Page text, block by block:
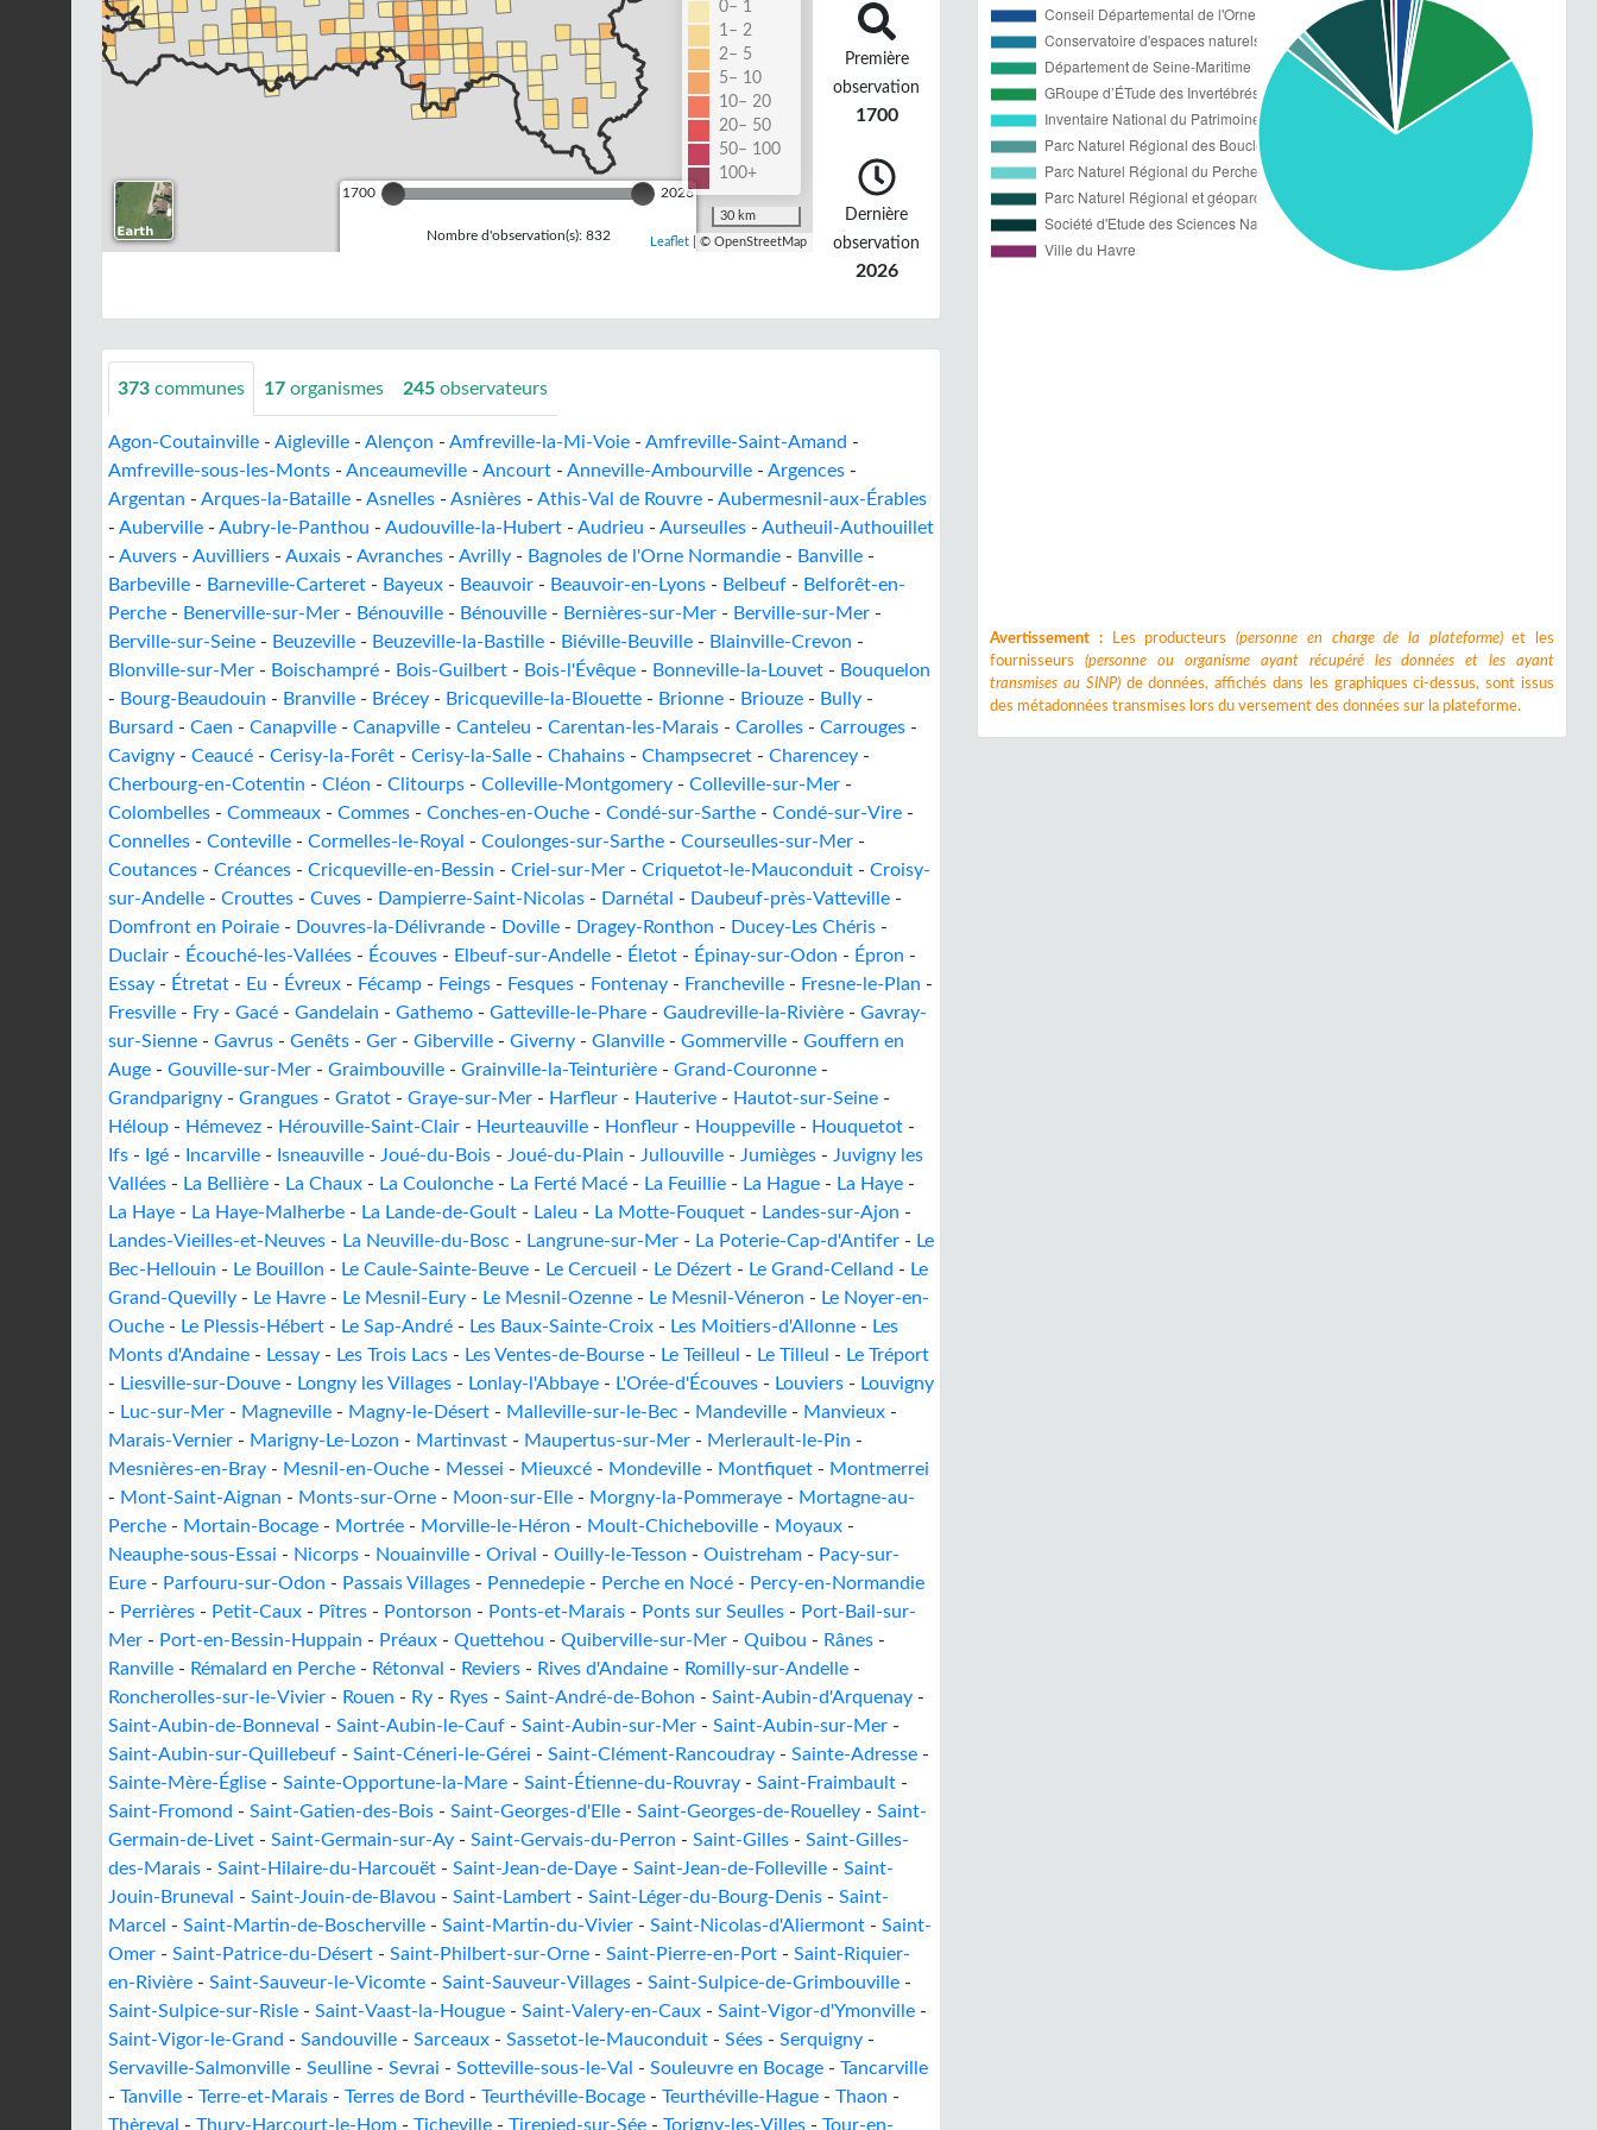
1700 2026
Nombre d'observation(s): 832
0– 1
1– 2
2– 5
5– 10
10– 20
20– 50
50– 100
100+
30 km
Leaflet| © OpenStreetMap
Première
observation
1700
Dernière
observation
2026
373 communes 17 organismes 245 observateurs
Agon-Coutainville - Aigleville - Alençon - Amfreville-la-Mi-Voie - Amfreville-Saint-Amand -
Amfreville-sous-les-Monts - Anceaumeville - Ancourt - Anneville-Ambourville - Argences -
Argentan - Arques-la-Bataille - Asnelles - Asnières - Athis-Val de Rouvre - Aubermesnil-aux-Érables
- Auberville - Aubry-le-Panthou - Audouville-la-Hubert - Audrieu - Aurseulles - Autheuil-Authouillet
- Auvers - Auvilliers - Auxais - Avranches - Avrilly - Bagnoles de l'Orne Normandie - Banville -
Barbeville - Barneville-Carteret - Bayeux - Beauvoir - Beauvoir-en-Lyons - Belbeuf - Belforêt-en-
Perche - Benerville-sur-Mer - Bénouville - Bénouville - Bernières-sur-Mer - Berville-sur-Mer -
Berville-sur-Seine - Beuzeville - Beuzeville-la-Bastille - Biéville-Beuville - Blainville-Crevon -
Blonville-sur-Mer - Boischampré - Bois-Guilbert - Bois-l'Évêque - Bonneville-la-Louvet - Bouquelon
- Bourg-Beaudouin - Branville - Brécey - Bricqueville-la-Blouette - Brionne - Briouze - Bully -
Bursard - Caen - Canapville - Canapville - Canteleu - Carentan-les-Marais - Carolles - Carrouges -
Cavigny - Ceaucé - Cerisy-la-Forêt - Cerisy-la-Salle - Chahains - Champsecret - Charencey -
Cherbourg-en-Cotentin - Cléon - Clitourps - Colleville-Montgomery - Colleville-sur-Mer -
Colombelles - Commeaux - Commes - Conches-en-Ouche - Condé-sur-Sarthe - Condé-sur-Vire -
Connelles - Conteville - Cormelles-le-Royal - Coulonges-sur-Sarthe - Courseulles-sur-Mer -
Coutances - Créances - Cricqueville-en-Bessin - Criel-sur-Mer - Criquetot-le-Mauconduit - Croisy-
sur-Andelle - Crouttes - Cuves - Dampierre-Saint-Nicolas - Darnétal - Daubeuf-près-Vatteville -
Domfront en Poiraie - Douvres-la-Délivrande - Doville - Dragey-Ronthon - Ducey-Les Chéris -
Duclair - Écouché-les-Vallées - Écouves - Elbeuf-sur-Andelle - Életot - Épinay-sur-Odon - Épron -
Essay - Étretat - Eu - Évreux - Fécamp - Feings - Fesques - Fontenay - Francheville - Fresne-le-Plan -
Fresville - Fry - Gacé - Gandelain - Gathemo - Gatteville-le-Phare - Gaudreville-la-Rivière - Gavray-
sur-Sienne - Gavrus - Genêts - Ger - Giberville - Giverny - Glanville - Gommerville - Gouffern en
Auge - Gouville-sur-Mer - Graimbouville - Grainville-la-Teinturière - Grand-Couronne -
Grandparigny - Grangues - Gratot - Graye-sur-Mer - Harfleur - Hauterive - Hautot-sur-Seine -
Héloup - Hémevez - Hérouville-Saint-Clair - Heurteauville - Honfleur - Houppeville - Houquetot -
Ifs - Igé - Incarville - Isneauville - Joué-du-Bois - Joué-du-Plain - Jullouville - Jumièges - Juvigny les
Vallées - La Bellière - La Chaux - La Coulonche - La Ferté Macé - La Feuillie - La Hague - La Haye -
La Haye - La Haye-Malherbe - La Lande-de-Goult - Laleu - La Motte-Fouquet - Landes-sur-Ajon -
Landes-Vieilles-et-Neuves - La Neuville-du-Bosc - Langrune-sur-Mer - La Poterie-Cap-d'Antifer - Le
Bec-Hellouin - Le Bouillon - Le Caule-Sainte-Beuve - Le Cercueil - Le Dézert - Le Grand-Celland - Le
Grand-Quevilly - Le Havre - Le Mesnil-Eury - Le Mesnil-Ozenne - Le Mesnil-Véneron - Le Noyer-en-
Ouche - Le Plessis-Hébert - Le Sap-André - Les Baux-Sainte-Croix - Les Moitiers-d'Allonne - Les
Monts d'Andaine - Lessay - Les Trois Lacs - Les Ventes-de-Bourse - Le Teilleul - Le Tilleul - Le Tréport
- Liesville-sur-Douve - Longny les Villages - Lonlay-l'Abbaye - L'Orée-d'Écouves - Louviers - Louvigny
- Luc-sur-Mer - Magneville - Magny-le-Désert - Malleville-sur-le-Bec - Mandeville - Manvieux -
Marais-Vernier - Marigny-Le-Lozon - Martinvast - Maupertus-sur-Mer - Merlerault-le-Pin -
Mesnières-en-Bray - Mesnil-en-Ouche - Messei - Mieuxcé - Mondeville - Montfiquet - Montmerrei
- Mont-Saint-Aignan - Monts-sur-Orne - Moon-sur-Elle - Morgny-la-Pommeraye - Mortagne-au-
Perche - Mortain-Bocage - Mortrée - Morville-le-Héron - Moult-Chicheboville - Moyaux -
Neauphe-sous-Essai - Nicorps - Nouainville - Orival - Ouilly-le-Tesson - Ouistreham - Pacy-sur-
Eure - Parfouru-sur-Odon - Passais Villages - Pennedepie - Perche en Nocé - Percy-en-Normandie
- Perrières - Petit-Caux - Pîtres - Pontorson - Ponts-et-Marais - Ponts sur Seulles - Port-Bail-sur-
Mer - Port-en-Bessin-Huppain - Préaux - Quettehou - Quiberville-sur-Mer - Quibou - Rânes -
Ranville - Rémalard en Perche - Rétonval - Reviers - Rives d'Andaine - Romilly-sur-Andelle -
Roncherolles-sur-le-Vivier - Rouen - Ry - Ryes - Saint-André-de-Bohon - Saint-Aubin-d'Arquenay -
Saint-Aubin-de-Bonneval
- Saint-Aubin-le-Cauf - Saint-Aubin-sur-Mer - Saint-Aubin-sur-Mer -
Saint-Aubin-sur-Quillebeuf - Saint-Céneri-le-Gérei - Saint-Clément-Rancoudray - Sainte-Adresse -
Sainte-Mère-Église - Sainte-Opportune-la-Mare - Saint-Étienne-du-Rouvray - Saint-Fraimbault -
Saint-Fromond - Saint-Gatien-des-Bois - Saint-Georges-d'Elle - Saint-Georges-de-Rouelley - Saint-
Germain-de-Livet - Saint-Germain-sur-Ay - Saint-Gervais-du-Perron - Saint-Gilles - Saint-Gilles-
des-Marais - Saint-Hilaire-du-Harcouët - Saint-Jean-de-Daye - Saint-Jean-de-Folleville - Saint-
Jouin-Bruneval
- Saint-Jouin-de-Blavou - Saint-Lambert - Saint-Léger-du-Bourg-Denis - Saint-
Marcel - Saint-Martin-de-Boscherville - Saint-Martin-du-Vivier - Saint-Nicolas-d'Aliermont - Saint-
Omer - Saint-Patrice-du-Désert - Saint-Philbert-sur-Orne - Saint-Pierre-en-Port - Saint-Riquier-
en-Rivière - Saint-Sauveur-le-Vicomte - Saint-Sauveur-Villages - Saint-Sulpice-de-Grimbouville -
Saint-Sulpice-sur-Risle - Saint-Vaast-la-Hougue - Saint-Valery-en-Caux - Saint-Vigor-d'Ymonville -
Saint-Vigor-le-Grand - Sandouville - Sarceaux - Sassetot-le-Mauconduit - Sées - Serquigny -
Servaville-Salmonville - Seulline - Sevrai - Sotteville-sous-le-Val - Souleuvre en Bocage - Tancarville
- Tanville - Terre-et-Marais - Terres de Bord - Teurthéville-Bocage - Teurthéville-Hague - Thaon -
Thèreval
- Thury-Harcourt-le-Hom - Ticheville - Tirepied-sur-Sée - Torigny-les-Villes - Tour-en-
Avertissement : Les producteurs(personne en charge de la plateforme)et les
fournisseurs(personne ou organisme ayant récupéré les données et les ayant
transmises au SINP)de données, affichés dans les graphiques ci-dessus, sont issus
des métadonnées transmises lors du versement des données sur la plateforme.